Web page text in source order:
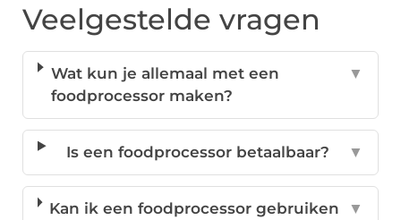
Veelgestelde vragen
Wat kun je allemaal met een
foodprocessor maken?
▼
Is een foodprocessor betaalbaar? ▼
Kan ik een foodprocessor gebruiken
▼